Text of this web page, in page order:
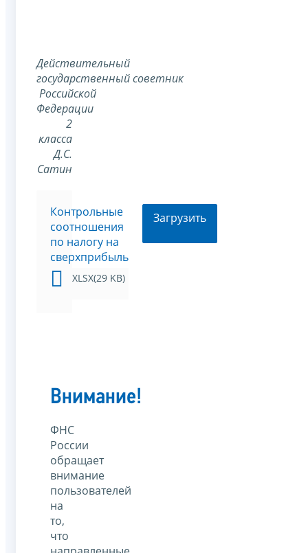
Действительный
государственный советник
Российской
Федерации
2
класса
Д.С.
Сатин
Контрольные
соотношения
по налогу на
сверхприбыль
XLSX(29 KB)
Загрузить
Внимание!
ФНС
России
обращает
внимание
пользователей
на
то,
что